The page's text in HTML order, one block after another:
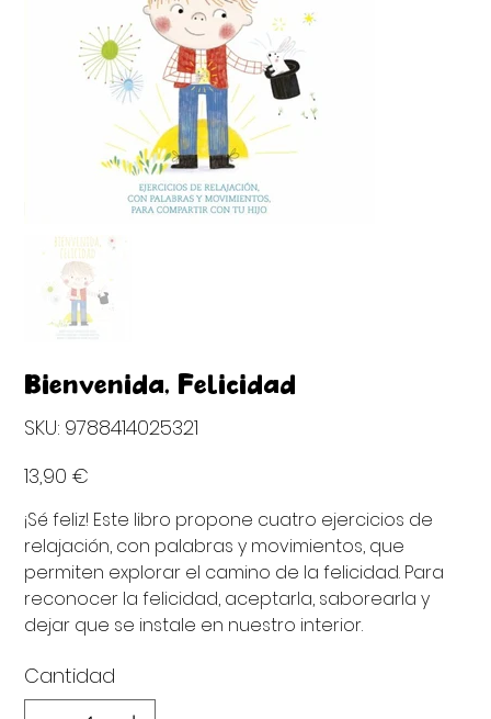
Bienvenida, Felicidad
SKU: 9788414025321
9788414025321
13,90 €
¡Sé feliz! Este libro propone cuatro ejercicios de
relajación, con palabras y movimientos, que
permiten explorar el camino de la felicidad. Para
reconocer la felicidad, aceptarla, saborearla y
dejar que se instale en nuestro interior.
Cantidad